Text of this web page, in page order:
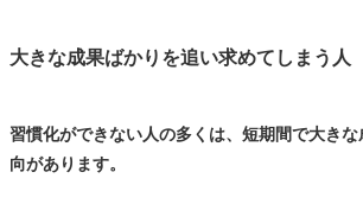
大きな成果ばかりを追い求めてしまう人
習慣化ができない人の多くは、短期間で大き
向があります。